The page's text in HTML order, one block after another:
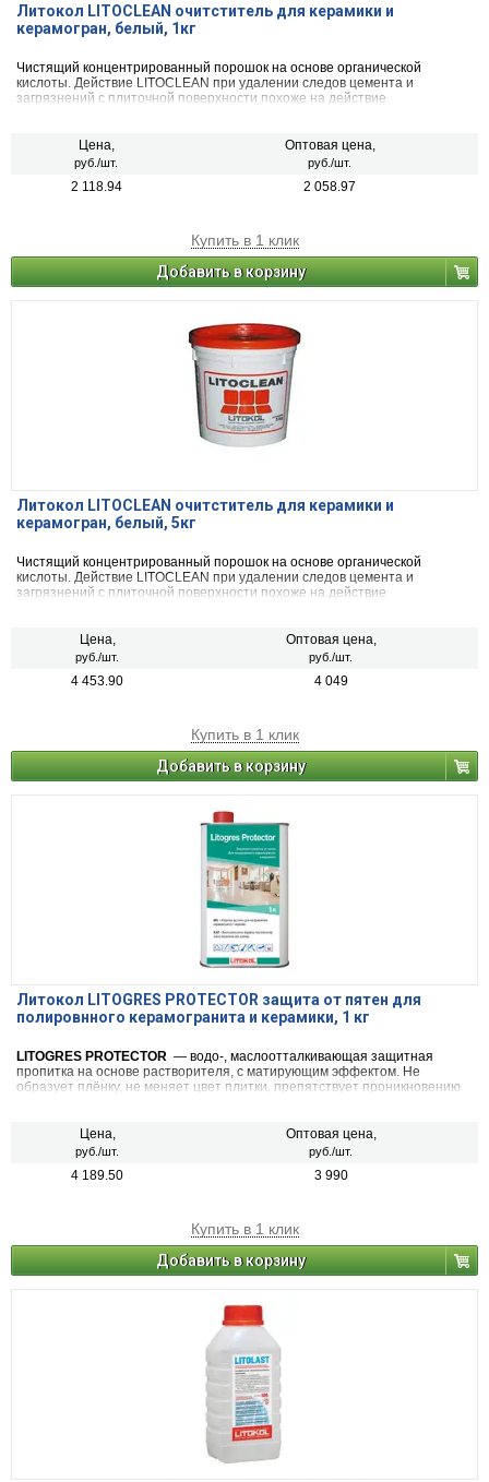
Литокол LITOCLEAN очитститель для керамики и
керамогран, белый, 1кг
Чистящий концентрированный порошок на основе органической
кислоты. Действие LITOCLEAN при удалении следов цемента и
загрязнений с плиточной поверхности похоже на действие
Цена,
руб./шт.
Оптовая цена,
руб./шт.
2 118.94 2 058.97
Купить в 1 клик
Добавить в корзину
Литокол LITOCLEAN очитститель для керамики и
керамогран, белый, 5кг
Чистящий концентрированный порошок на основе органической
кислоты. Действие LITOCLEAN при удалении следов цемента и
загрязнений с плиточной поверхности похоже на действие
Цена,
руб./шт.
Оптовая цена,
руб./шт.
4 453.90 4 049
Купить в 1 клик
Добавить в корзину
Литокол LITOGRES PROTECTOR защита от пятен для
полировнного керамогранита и керамики, 1 кг
LITOGRES PROTECTOR — водо-, маслоотталкивающая защитная
пропитка на основе растворителя, с матирующим эффектом. Не
образует плёнку, не меняет цвет плитки, препятствует проникновению
для предварительной защиты поверхности плитки перед затиркой
Цена,
руб./шт.
Оптовая цена,
руб./шт.
4 189.50 3 990
Купить в 1 клик
Добавить в корзину